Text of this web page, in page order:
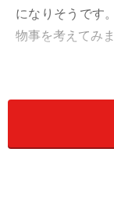
になりそうです
物事を考えてみま
他の人と違った
います。ハッと
ジナリティーあ